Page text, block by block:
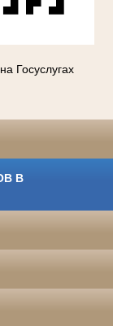
Госуслугах
В